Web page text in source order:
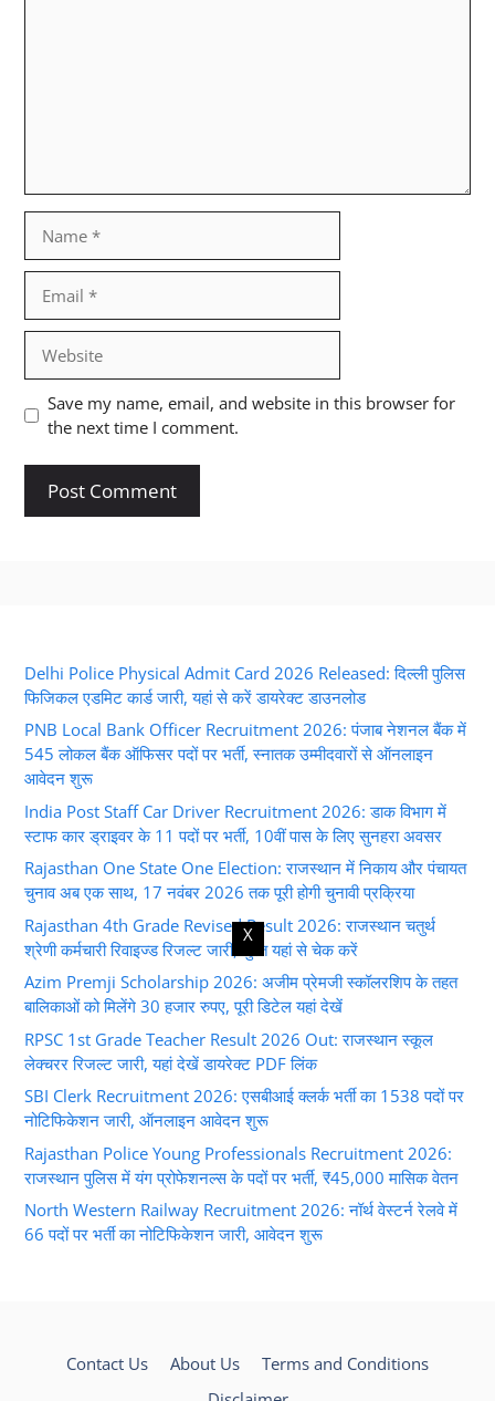
Save my name, email, and website in this browser for
the next time I comment.
Delhi Police Physical Admit Card 2026 Released: दिल्ली पुलिस
फिजिकल एडमिट कार्ड जारी, यहां से करें डायरेक्ट डाउनलोड
PNB Local Bank Officer Recruitment 2026: पंजाब नेशनल बैंक में
545 लोकल बैंक ऑफिसर पदों पर भर्ती, स्नातक उम्मीदवारों से ऑनलाइन
आवेदन शुरू
India Post Staff Car Driver Recruitment 2026: डाक विभाग में
स्टाफ कार ड्राइवर के 11 पदों पर भर्ती, 10वीं पास के लिए सुनहरा अवसर
Rajasthan One State One Election: राजस्थान में निकाय और पंचायत
चुनाव अब एक साथ, 17 नवंबर 2026 तक पूरी होगी चुनावी प्रक्रिया
Rajasthan 4th Grade Revised Result 2026: राजस्थान चतुर्थ
श्रेणी कर्मचारी रिवाइज्ड रिजल्ट जारी, तुरंत यहां से चेक करें
Azim Premji Scholarship 2026: अजीम प्रेमजी स्कॉलरशिप के तहत
बालिकाओं को मिलेंगे 30 हजार रुपए, पूरी डिटेल यहां देखें
RPSC 1st Grade Teacher Result 2026 Out: राजस्थान स्कूल
लेक्चरर रिजल्ट जारी, यहां देखें डायरेक्ट PDF लिंक
SBI Clerk Recruitment 2026: एसबीआई क्लर्क भर्ती का 1538 पदों पर
नोटिफिकेशन जारी, ऑनलाइन आवेदन शुरू
Rajasthan Police Young Professionals Recruitment 2026:
राजस्थान पुलिस में यंग प्रोफेशनल्स के पदों पर भर्ती, ₹45,000 मासिक वेतन
North Western Railway Recruitment 2026: नॉर्थ वेस्टर्न रेलवे में
66 पदों पर भर्ती का नोटिफिकेशन जारी, आवेदन शुरू
Contact Us About Us
Terms and Conditions
X